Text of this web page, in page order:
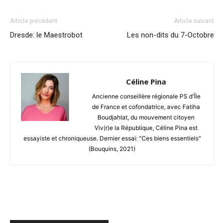
Article précédent
Dresde: le Maestrobot
Article suivant
Les non-dits du 7-Octobre
Céline Pina
Ancienne conseillère régionale PS d'Île
de France et cofondatrice, avec Fatiha
Boudjahlat, du mouvement citoyen
Viv(r)e la République, Céline Pina est
essayiste et chroniqueuse. Dernier essai: "Ces biens essentiels"
(Bouquins, 2021)